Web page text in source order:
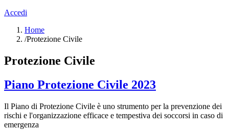
Accedi
Home
/Protezione Civile
Protezione Civile
Piano Protezione Civile 2023
Il Piano di Protezione Civile è uno strumento per la prevenzione dei
rischi e l'organizzazione efficace e tempestiva dei soccorsi in caso di
emergenza